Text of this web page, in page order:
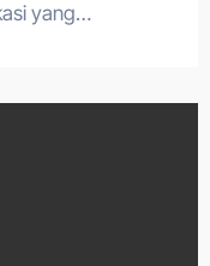
yang…